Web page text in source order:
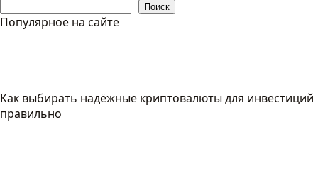
Поиск
Популярное на сайте
Как выбирать надёжные криптовалюты для инвестиций
правильно